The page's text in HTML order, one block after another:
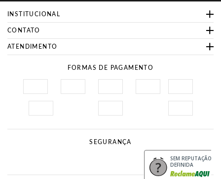
INSTITUCIONAL
CONTATO
ATENDIMENTO
FORMAS DE PAGAMENTO
SEGURANÇA
SEM REPUTAÇÃO
DEFINIDA